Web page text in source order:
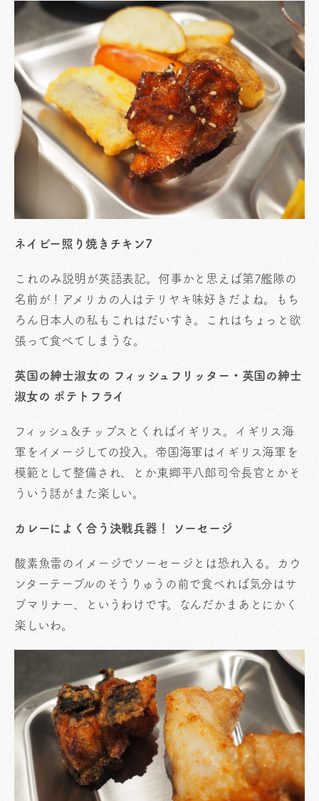
ネイビー照り焼きチキン7
これのみ説明が英語表記。何事かと思えば第7艦隊の
名前が！アメリカの人はテリヤキ味好きだよね。もち
ろん日本人の私もこれはだいすき。これはちょっと欲
張って食べてしまうな。
英国の紳士淑女の フィッシュフリッター・英国の紳士
淑女の ポテトフライ
フィッシュ&チップスとくればイギリス。イギリス海
軍をイメージしての投入。帝国海軍はイギリス海軍を
模範として整備され、とか東郷平八郎司令長官とかそ
ういう話がまた楽しい。
カレーによく合う決戦兵器！ ソーセージ
酸素魚雷のイメージでソーセージとは恐れ入る。カウ
ンターテーブルのそうりゅうの前で食べれば気分はサ
ブマリナー、というわけです。なんだかまあとにかく
楽しいわ。